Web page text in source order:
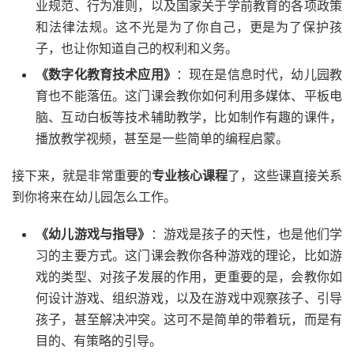
业规范、行为准则，以及国家关于学前教育的各项政策
和法律法规。这不光是为了你自己，更是为了保护孩
子，也让你知道自己的权利和义务。
《数字化教育技术应用》 ：现在是信息时代，幼儿园教
育也不能落伍。这门课会教你如何利用多媒体、平板电
脑、互动白板等技术辅助教学，比如制作有趣的课件，
播放教学视频，甚至是一些简单的编程启蒙。
接下来，就是非常重要的专业核心课程了，这些课直接关系
到你将来在幼儿园怎么工作。
《幼儿游戏与指导》 ：游戏是孩子的天性，也是他们学
习的主要方式。这门课会教你各种游戏的理论，比如游
戏的类型、对孩子发展的作用，更重要的是，会教你如
何设计游戏、组织游戏，以及在游戏中观察孩子、引导
孩子，甚至解决冲突。这可不是简单的带着玩，而是有
目的、有策略的引导。